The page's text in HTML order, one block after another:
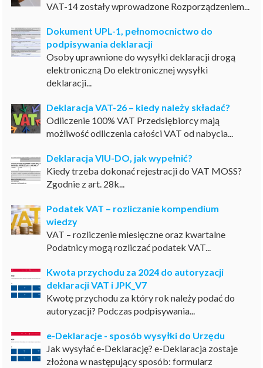
VAT-14 zostały wprowadzone Rozporządzeniem...
Dokument UPL-1, pełnomocnictwo do
podpisywania deklaracji
Osoby uprawnione do wysyłki deklaracji drogą
elektroniczną Do elektronicznej wysyłki
deklaracji...
Deklaracja VAT-26 – kiedy należy składać?
Odliczenie 100% VAT Przedsiębiorcy mają
możliwość odliczenia całości VAT od nabycia...
Deklaracja VIU-DO, jak wypełnić?
Kiedy trzeba dokonać rejestracji do VAT MOSS?
Zgodnie z art. 28k...
Podatek VAT – rozliczanie kompendium
wiedzy
VAT – rozliczenie miesięczne oraz kwartalne
Podatnicy mogą rozliczać podatek VAT...
Kwota przychodu za 2024 do autoryzacji
deklaracji VAT i JPK_V7
Kwotę przychodu za który rok należy podać do
autoryzacji? Podczas podpisywania...
e-Deklaracje - sposób wysyłki do Urzędu
Jak wysyłać e-Deklarację? e-Deklaracja zostaje
złożona w następujący sposób: formularz